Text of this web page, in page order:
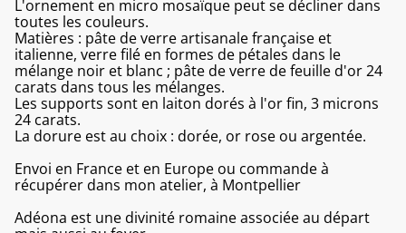
L'ornement en micro mosaïque peut se décliner dans
toutes les couleurs.
Matières : pâte de verre artisanale française et
italienne, verre filé en formes de pétales dans le
mélange noir et blanc ; pâte de verre de feuille d'or 24
carats dans tous les mélanges.
Les supports sont en laiton dorés à l'or fin, 3 microns
24 carats.
La dorure est au choix : dorée, or rose ou argentée.
Envoi en France et en Europe ou commande à
récupérer dans mon atelier, à Montpellier
Adéona est une divinité romaine associée au départ